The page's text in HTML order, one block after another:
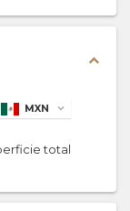
expand_less
MXN expand_more
total